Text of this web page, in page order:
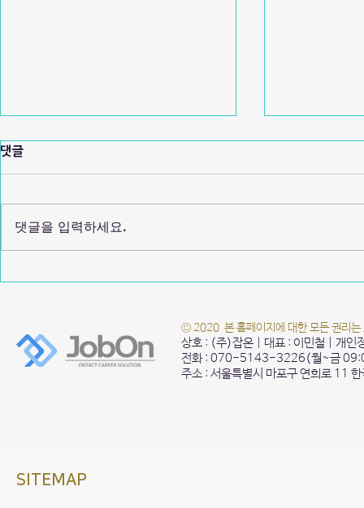
댓글
댓글을 입력하세요.
© 2020 본 홈페이지에 대한 모든 권리
상호 : (주)잡온 | 대표 : 이민철 | 개인
전화 : 070-5143-3226(월~금
주소 : 서울특별시 마포구 연희로 11
SITEMAP